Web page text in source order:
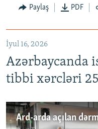
Paylaş PDF
İyul 16, 2026
Azərbaycanda
tibbi xərcləri